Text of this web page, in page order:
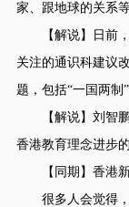
家、跟地球的关系
【解说】日前，
关注的通识科建议
题，包括“一国两制
【解说】刘智鹏
香港教育理念进步
【同期】香港新“
很多人会觉得，